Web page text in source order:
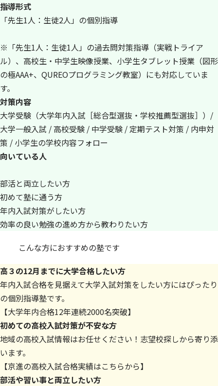
指導形式
「先生1人：生徒2人」の個別指導
※「先生1人：生徒1人」の過去問対策指導（実戦トライア
ル）、高校生・中学生映像授業、小学生タブレット授業（図形
の極AAA+、QUREOプログラミング教室）にも対応していま
す。
対策内容
大学受験（大学年内入試［総合型選抜・学校推薦型選抜］）/
大学一般入試 / 高校受験 / 中学受験 / 定期テスト対策 / 内申対
策 / 小学生の学校内容フォロー
向いている人
部活と両立したい方
初めて塾に通う方
年内入試対策がしたい方
効率の良い勉強の進め方から教わりたい方
こんな方におすすめの塾です
高３の12月までに大学合格したい方
年内入試合格を見据えて大学入試対策をしたい方にはぴったり
の個別指導塾です。
【大学年内合格12年連続2000名突破】
初めての高校入試対策が不安な方
地域の高校入試情報はお任せください！志望校探しから寄り添
います。
【京進の高校入試合格実績はこちらから】
部活や習い事と両立したい方